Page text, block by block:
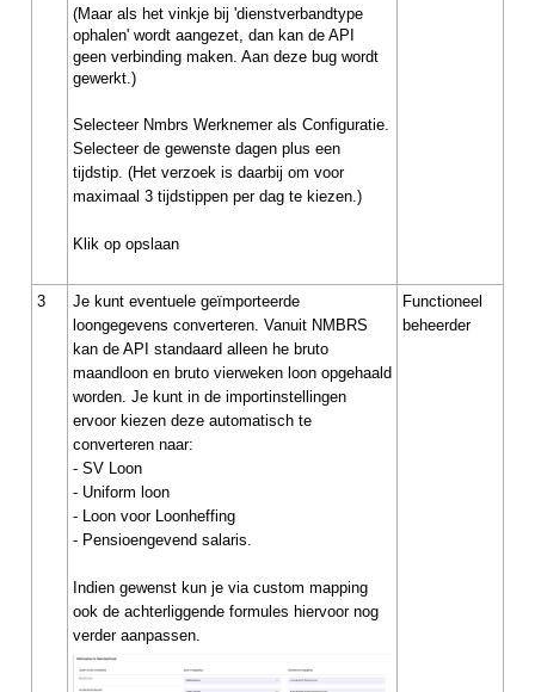
(Maar als het vinkje bij 'dienstverbandtype
ophalen' wordt aangezet, dan kan de API
geen verbinding maken. Aan deze bug wordt
gewerkt.)
Selecteer Nmbrs Werknemer als Configuratie.
Selecteer de gewenste dagen plus een
tijdstip. (Het verzoek is daarbij om voor
maximaal 3 tijdstippen per dag te kiezen.)
Klik op opslaan
3
Je kunt eventuele geïmporteerde
loongegevens converteren. Vanuit NMBRS
kan de API standaard alleen he bruto
maandloon en bruto vierweken loon opgehaald
worden. Je kunt in de importinstellingen
ervoor kiezen deze automatisch te
converteren naar:
- SV Loon
- Uniform loon
- Loon voor Loonheffing
- Pensioengevend salaris.
Indien gewenst kun je via custom mapping
ook de achterliggende formules hiervoor nog
verder aanpassen.
Functioneel
beheerder